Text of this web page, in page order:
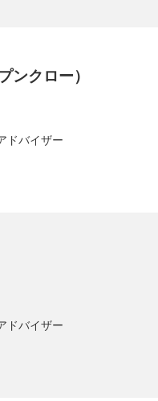
クロー）
ドバイザー
ドバイザー